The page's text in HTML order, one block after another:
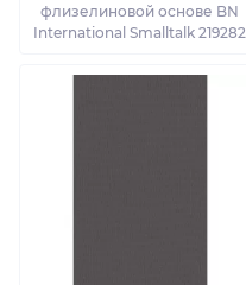
флизелиновой основе BN
International Smalltalk 219282